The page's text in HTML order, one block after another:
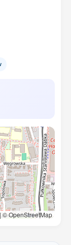
|© OpenStreetMap